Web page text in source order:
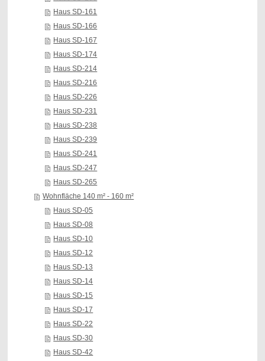
Haus SD-161
Haus SD-166
Haus SD-167
Haus SD-174
Haus SD-214
Haus SD-216
Haus SD-226
Haus SD-231
Haus SD-238
Haus SD-239
Haus SD-241
Haus SD-247
Haus SD-265
Wohnfläche 140 m² - 160 m²
Haus SD-05
Haus SD-08
Haus SD-10
Haus SD-12
Haus SD-13
Haus SD-14
Haus SD-15
Haus SD-17
Haus SD-22
Haus SD-30
Haus SD-42